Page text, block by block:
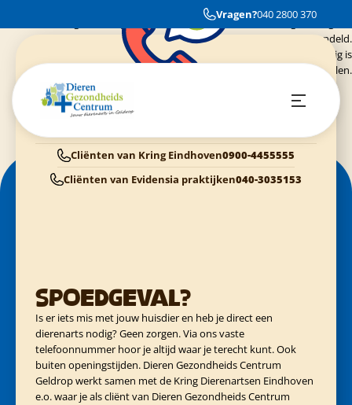
Vragen?040 2800 370
Ik was er voor het eerst met de hond van mijn moeder.
We werden erg vriendelijk te woord gestaan en de hond is erg lief en goed
behandeld.
Gaan erg graag terug als het nodig is
Is aan te bevelen.
Dieren Gezondheids Centrum Geldrop
040-2800370
Cliënten van Dierenziekenhuis Eindhoven
Cliënten van Kring Eindhoven0900-4455555
Cliënten van Evidensia praktijken040-3035153
Spoedgeval?
Is er iets mis met jouw huisdier en heb je direct een
dierenarts nodig? Geen zorgen. Via ons vaste
telefoonnummer hoor je altijd waar je terecht kunt. Ook
buiten openingstijden. Dieren Gezondheids Centrum
Geldrop werkt samen met de Kring Dierenartsen Eindhoven
e.o. waar je als cliënt van Dieren Gezondheids Centrum